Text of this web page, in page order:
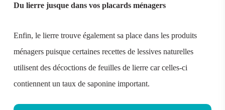
Du lierre jusque dans vos placards ménagers
Enfin, le lierre trouve également sa place dans les produits
ménagers puisque certaines recettes de lessives naturelles
utilisent des décoctions de feuilles de lierre car celles-ci
contiennent un taux de saponine important.